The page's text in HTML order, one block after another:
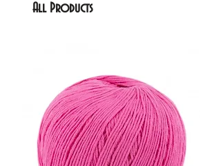
All Products